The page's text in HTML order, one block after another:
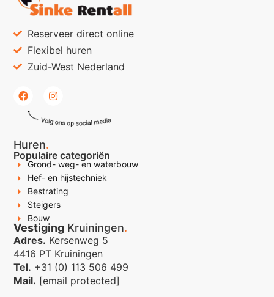
Reserveer direct online
Flexibel huren
Zuid-West Nederland
Huren.
Populaire categoriën
Grond- weg- en waterbouw
Hef- en hijstechniek
Bestrating
Steigers
Bouw
Vestiging Kruiningen.
Adres. Kersenweg 5
4416 PT Kruiningen
Tel. +31 (0) 113 506 499
Mail. [email protected]